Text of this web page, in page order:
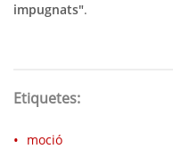
impugnats".
Etiquetes:
moció